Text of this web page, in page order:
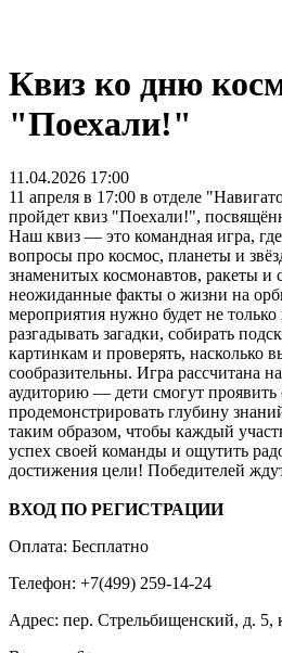
Квиз ко дню
"Поехали!"
11.04.2026 17:00
11 апреля в 17:00 в отделе
пройдет квиз "Поехали!",
Наш квиз — ­это командная игра,
вопросы про космос, планеты и
знаменитых космонавтов, ракеты
неожиданные факты о жизни на
мероприятия нужно будет не
разгадывать загадки, собирать
картинкам и проверять, насколько
сообразительны. Игра рассчитана
аудиторию — дети смогут проявить
продемонстрировать глубину
таким образом, чтобы каждый
успех своей команды и ощутить
достижения цели! Победителей
ВХОД ПО РЕГИСТРАЦИИ
Оплата: Бесплатно
Телефон: +7(499) 259-14-24
Адрес: пер. Стрельбищенский, д. 5,